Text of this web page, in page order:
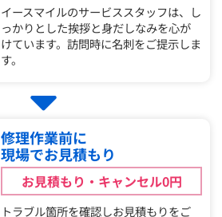
イースマイルのサービススタッフは、し
っかりとした挨拶と身だしなみを心が
けています。訪問時に名刺をご提示しま
す。
修理作業前に
現場でお見積もり
お見積もり・キャンセル0円
トラブル箇所を確認しお見積もりをご